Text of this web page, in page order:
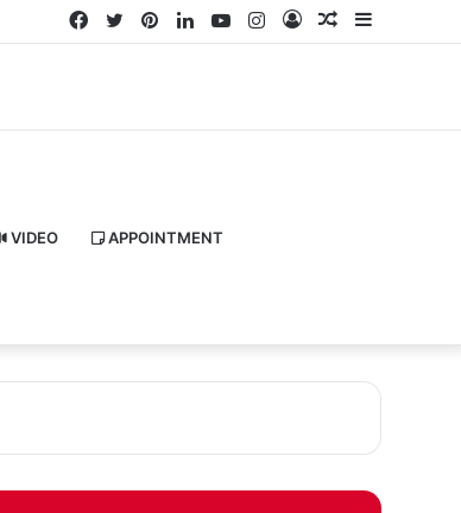
Random
Log
Instagram
YouTube
LinkedIn
Pinterest
Twitter
Facebook
VIDEO APPOINTMENT